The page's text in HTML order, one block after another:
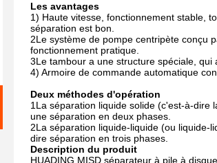
Les avantages
1) Haute vitesse, fonctionnement stable,
séparation est bon.
2Le système de pompe centripète conçu
fonctionnement pratique.
3Le tambour a une structure spéciale,
4) Armoire de commande automatique
Deux méthodes d'opération
1La séparation liquide solide (c'est-à-dire
une séparation en deux phases.
2La séparation liquide-liquide (ou liquide-
dire séparation en trois phases.
Description du produit
HUADING MISD séparateur à pile à